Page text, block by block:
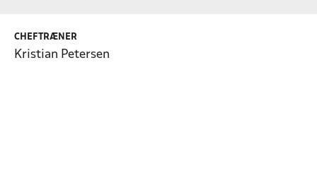
CHEFTRÆNER
Kristian Petersen